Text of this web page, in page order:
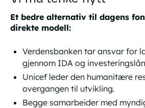
Et bedre alternativ til dagens
direkte modell:
Verdensbanken tar ansvar for
gjennom IDA og
Unicef leder den humanitære
overgangen til utvikling.
Begge samarbeider med